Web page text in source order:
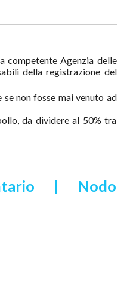
competente Agenzia delle
della registrazione del
non fosse mai venuto ad
da dividere al 50% tra
| Nodo